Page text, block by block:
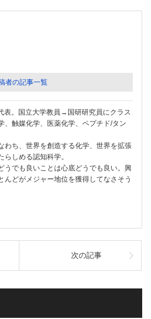
者の記事一覧
表。国立大学教員→国研研究員にクラス
、触媒化学、医薬化学、ペプチド/タン
わち、世界を創造する化学、世界を拡張
しめる認知科学。
うでも良いことは心底どうでも良い。興
んどがメジャー地位を獲得してなさそう
次の記事